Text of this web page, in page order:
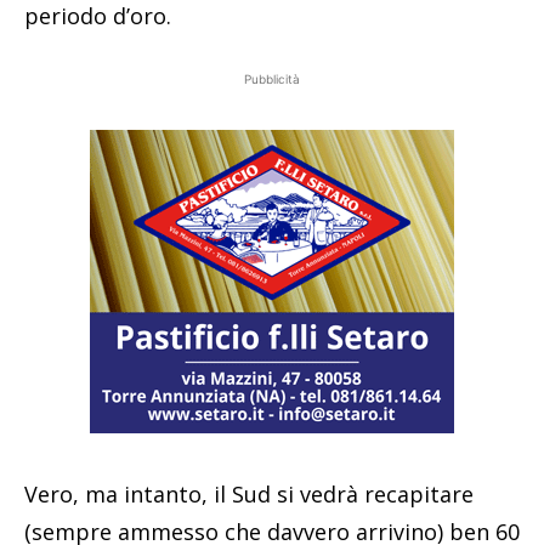
periodo d’oro.
Pubblicità
Vero, ma intanto, il Sud si vedrà recapitare
(sempre ammesso che davvero arrivino) ben 60